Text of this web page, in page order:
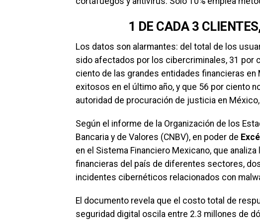
1 DE CADA 3
Los datos son alarmantes: del total de los
sido afectados por los cibercriminales, 31 por
ciento de las grandes entidades financieras
exitosos en el último año, y que 56 por ciento
autoridad de procuración de justicia en
Según el informe de la Organización de los
Bancaria y de Valores (CNBV), en poder de
en el Sistema Financiero Mexicano, que
financieras del país de diferentes sectores,
incidentes cibernéticos relacionados con
El documento revela que el costo total de
seguridad digital oscila entre 2.3 millones de